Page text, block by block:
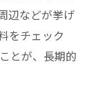
辺などが挙げ
をチェック
とが、長期的